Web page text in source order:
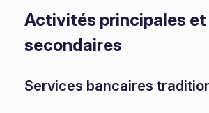
Activités principales et
secondaires
Services bancaires